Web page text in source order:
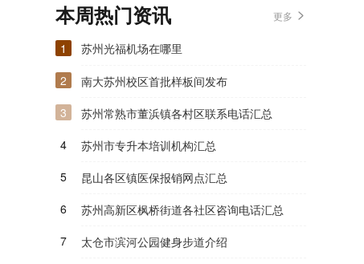
本周热门资讯 更多
1
苏州光福机场在哪里
2
南大苏州校区首批样板间发布
3
苏州常熟市董浜镇各村区联系电话汇总
4
苏州市专升本培训机构汇总
5
昆山各区镇医保报销网点汇总
6
苏州高新区枫桥街道各社区咨询电话汇总
7
太仓市滨河公园健身步道介绍